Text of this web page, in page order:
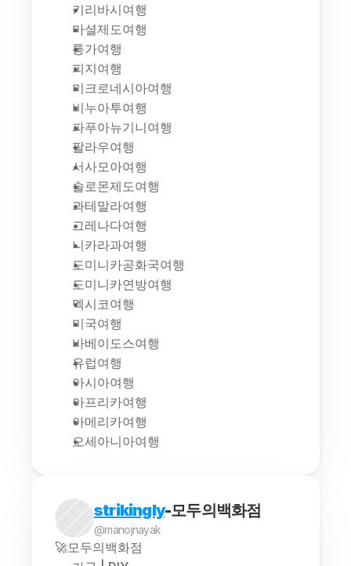
키리바시여행
마셜제도여행
통가여행
피지여행
미크로네시아여행
비누아투여행
파푸아뉴기니여행
팔라우여행
서사모아여행
솔로몬제도여행
과테말라여행
그레나다여행
니카라과여행
도미니카공화국여행
도미니카연방여행
멕시코여행
미국여행
바베이도스여행
유럽여행
아시아여행
아프리카여행
아메리카여행
오세아니아여행
strikingly-모두의백화점
@manojnayak
🚀모두의백화점